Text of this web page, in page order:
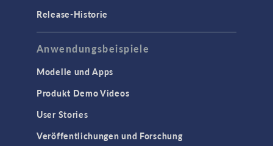
Release-Historie
Anwendungsbeispiele
Modelle und Apps
Produkt Demo Videos
User Stories
Veröffentlichungen und Forschung